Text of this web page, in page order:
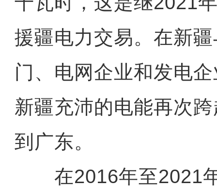
援疆电力交易。在新
门、电网企业和发电
新疆充沛的电能再次
到广东。
在2016年至2021